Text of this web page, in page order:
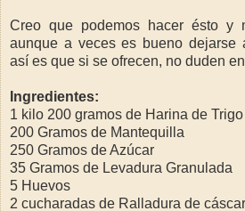
Creo que podemos hacer ésto y
aunque a veces es bueno dejarse
así es que si se ofrecen, no duden
Ingredientes:
1 kilo 200 gramos de Harina de Trigo
200 Gramos de Mantequilla
250 Gramos de Azúcar
35 Gramos de Levadura Granulada
5 Huevos
2 cucharadas de Ralladura de